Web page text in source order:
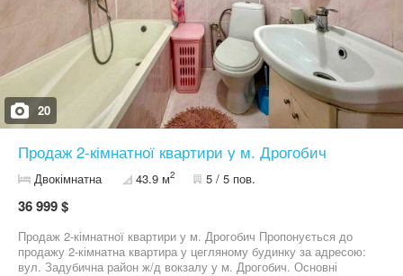
20
Продаж 2-кімнатної квартири у м. Дрогобич
Двокімнатна 43.9 м2 5 / 5 пов.
36 999 $
Продаж 2-кімнатної квартири у м. Дрогобич Пропонується до
продажу 2-кімнатна квартира у цегляному будинку за адресою:
вул. Задубична район ж/д вокзалу у м. Дрогобич. Основні